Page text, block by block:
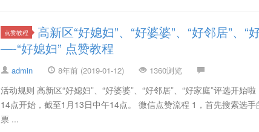
点赞教程
高新区“好媳妇”、“好婆婆”、“好邻居”、“
—-“好媳妇” 点赞教程
admin 8年前 (2019-01-12) 1360浏览
活动规则 高新区“好媳妇”、“好婆婆”、“好邻居”、“好家庭”评选开
14点开始，截至1月13日中午14点。 微信点赞流程 1，首先搜索选
票 ...